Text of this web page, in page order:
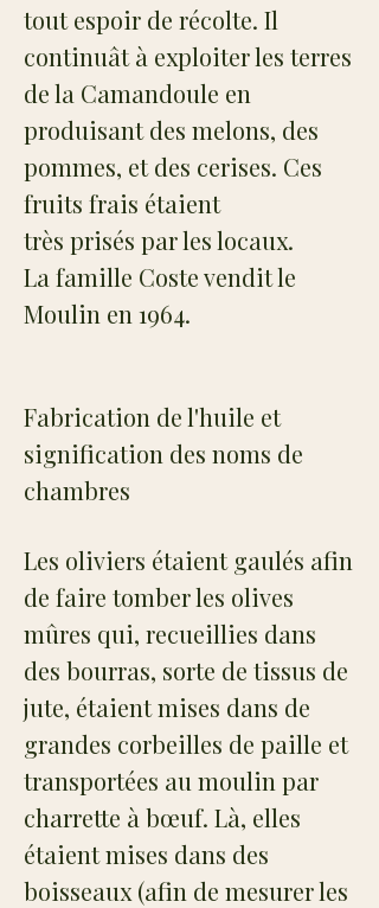
tout espoir de récolte. Il
continuât à exploiter les terres
de la Camandoule en
produisant des melons, des
pommes, et des cerises. Ces
fruits frais étaient
très prisés par les locaux.
La famille Coste vendit le
Moulin en 1964.
Fabrication de l'huile et
signification des noms de
chambres
Les oliviers étaient gaulés afin
de faire tomber les olives
mûres qui, recueillies dans
des bourras, sorte de tissus de
jute, étaient mises dans de
grandes corbeilles de paille et
transportées au moulin par
charrette à bœuf. Là, elles
étaient mises dans des
boisseaux (afin de mesurer les